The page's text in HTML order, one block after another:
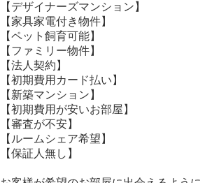
【デザイナーズマンション】
【家具家電付き物件】
【ペット飼育可能】
【ファミリー物件】
【法人契約】
【初期費用カード払い】
【新築マンション】
【初期費用が安いお部屋】
【審査が不安】
【ルームシェア希望】
【保証人無し】